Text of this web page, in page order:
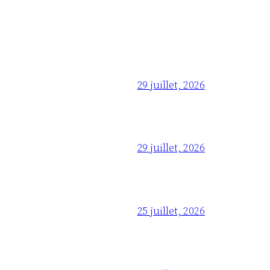
29 juillet, 2026
29 juillet, 2026
25 juillet, 2026